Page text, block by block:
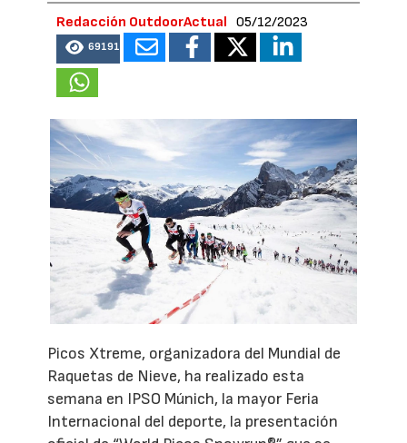
Redacción OutdoorActual 05/12/2023
69191
Picos Xtreme, organizadora del Mundial de
Raquetas de Nieve, ha realizado esta
semana en IPSO Múnich, la mayor Feria
Internacional del deporte, la presentación